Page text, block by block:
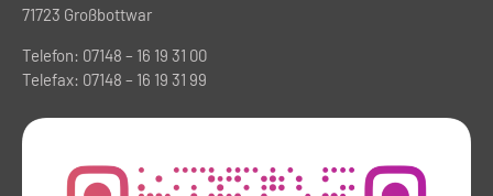
71723 Großbottwar
Telefon: 07148 – 16 19 31 00
Telefax: 07148 – 16 19 31 99